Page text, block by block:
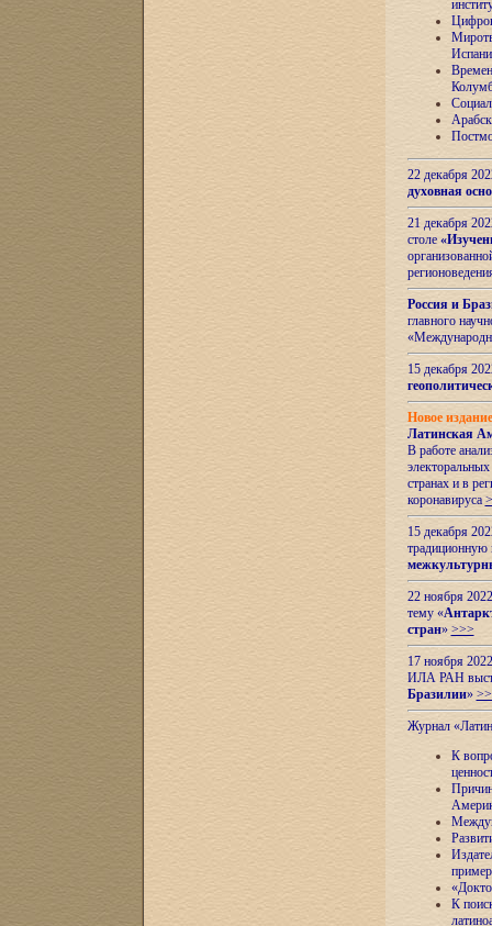
22 декабря
духовная
21 декабря
столе
Россия и
главного
15 декабря
Новое
Латинская
В работе
странах и в
коронавируса
15 декабря
22 ноября
тему «
стран» >>>
17 ноября
ИЛА РАН
Бразилии»
Журнал
К
К